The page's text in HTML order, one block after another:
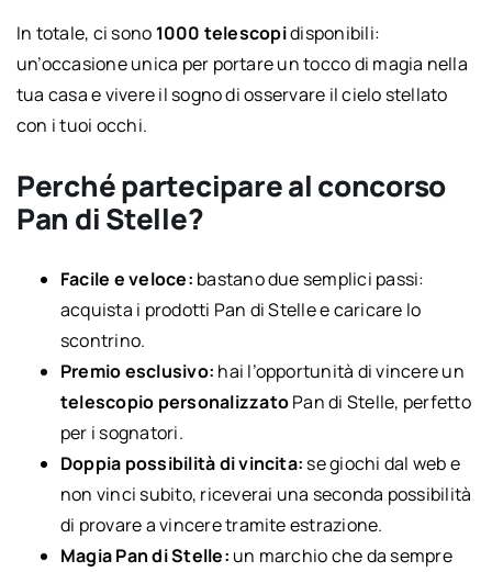
In totale, ci sono 1000 telescopidisponibili:
un’occasione unica per portare un tocco di magia nella
tua casa e vivere il sogno di osservare il cielo stellato
con i tuoi occhi.
Perché partecipare al concorso
Pan di Stelle?
Facile e veloce: bastano due semplici passi:
acquista i prodotti Pan di Stelle e caricare lo
scontrino.
Premio esclusivo: hai l’opportunità di vincere un
telescopio personalizzatoPan di Stelle, perfetto
per i sognatori.
Doppia possibilità di vincita: se giochi dal web e
non vinci subito, riceverai una seconda possibilità
di provare a vincere tramite estrazione.
Magia Pan di Stelle: un marchio che da sempre